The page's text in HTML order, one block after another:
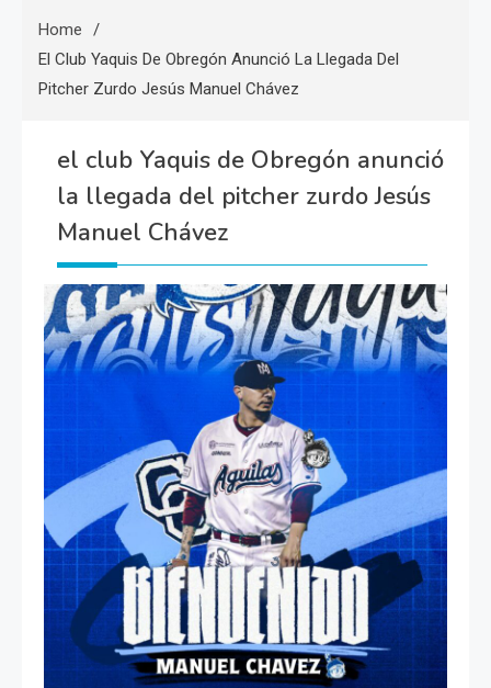
Home
El Club Yaquis De Obregón Anunció La Llegada Del
Pitcher Zurdo Jesús Manuel Chávez
el club Yaquis de Obregón anunció
la llegada del pitcher zurdo Jesús
Manuel Chávez